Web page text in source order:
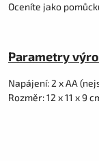
Oceníte jako
Parametry
Napájení: 2 x AA
Rozměr: 12 x 11 x 9